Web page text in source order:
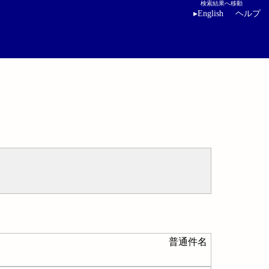
検索結果へ移動
▸English ヘルプ
普通件名